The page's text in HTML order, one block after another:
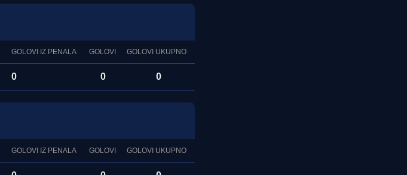
GOLOVI IZ PENALA GOLOVI GOLOVI UKUPNO
0 0 0
GOLOVI IZ PENALA GOLOVI GOLOVI UKUPNO